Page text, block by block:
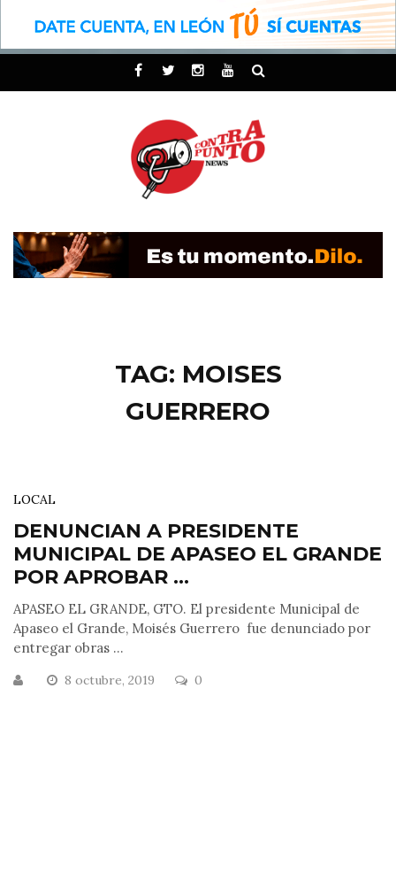
TAG: MOISES
GUERRERO
LOCAL
DENUNCIAN A PRESIDENTE
MUNICIPAL DE APASEO EL GRANDE
POR APROBAR ...
APASEO EL GRANDE, GTO. El presidente Municipal de
Apaseo el Grande, Moisés Guerrero fue denunciado por
entregar obras ...
8 octubre, 2019 0